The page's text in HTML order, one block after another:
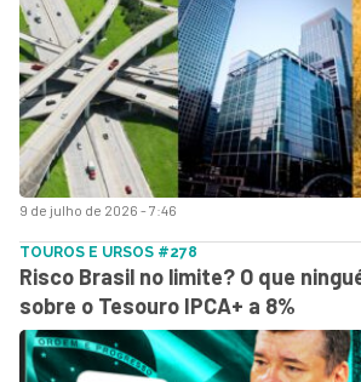
9 de julho de 2026 - 7:46
TOUROS E URSOS #278
Risco Brasil no limite? O que
sobre o Tesouro IPCA+ a 8%